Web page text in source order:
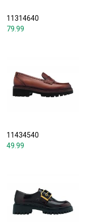
11314640
79.99
11434540
49.99